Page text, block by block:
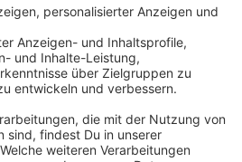
um Videoinhalte
Dieser Service kann
Ihren Aktivitäten
Bitte lesen Sie die
Service zu, um dieses
anzusehen.